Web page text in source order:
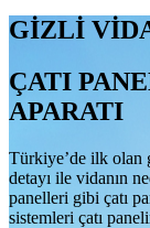
GİZLİ
ÇATI
APARATI
Türkiye’de ilk olan
detayı ile vidanın
panelleri gibi çatı
sistemleri çatı